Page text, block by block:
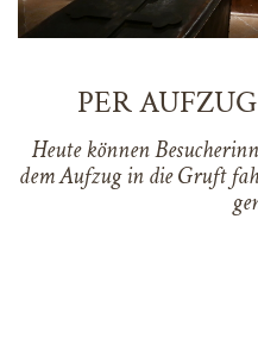
PER
Heute können
dem Aufzug in die Gruft